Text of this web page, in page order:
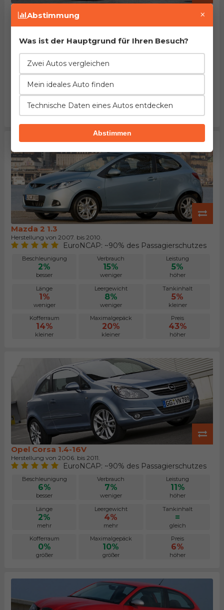
Hyundai Getz 1.4i
Herstellung von 2005. bis 2008.
EuroNCAP: ~70% des Passagierschutzes
Beschleunigung
18%
besser
Verbrauch
2%
mehr
Leistung
18%
höher
Länge
2%
weniger
Leergewicht
=
gleich
=
Kofferraum
12%
kleiner
Maximalgepäck
3%
größer
Preis
11%
höher
Mazda 2 1.3
Herstellung von 2007. bis 2010.
EuroNCAP: ~90% des Passagierschutzes
Beschleunigung
2%
besser
Verbrauch
15%
weniger
Leistung
5%
höher
Länge
1%
weniger
Leergewicht
8%
weniger
Tankinhalt
5%
kleiner
Kofferraum
14%
kleiner
Maximalgepäck
20%
kleiner
Preis
43%
höher
Opel Corsa 1.4-16V
Herstellung von 2006. bis 2011.
EuroNCAP: ~90% des Passagierschutzes
Beschleunigung
6%
besser
Verbrauch
7%
weniger
Leistung
11%
höher
Länge
2%
mehr
Leergewicht
4%
mehr
Tankinhalt
=
gleich
Kofferraum
0%
größer
Maximalgepäck
10%
größer
Preis
6%
höher
Abstimmung ×
Was ist der Hauptgrund für Ihren Besuch?
Zwei Autos vergleichen
Mein ideales Auto finden
Technische Daten eines Autos entdecken
Abstimmen